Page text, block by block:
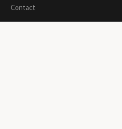
Contact